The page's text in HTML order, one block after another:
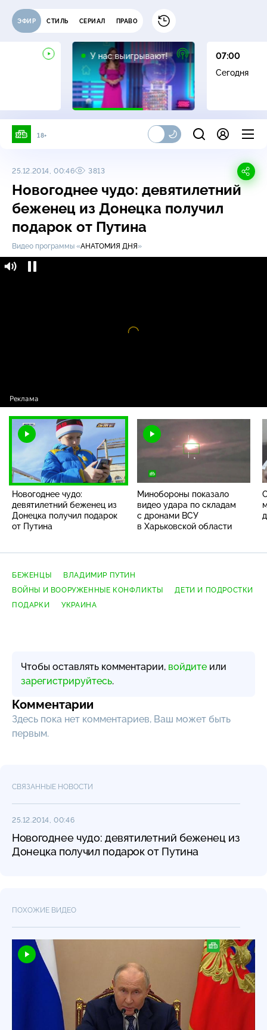
ЭФИР СТИЛЬ СЕРИАЛ ПРАВО
У нас выигрывают!
12+
07:00
Сегодня
18+
25.12.2014, 00:46 3813
Новогоднее чудо: девятилетний
беженец из Донецка получил
подарок от Путина
Видео программы «АНАТОМИЯ ДНЯ»
Новогоднее чудо: девятилетний беженец из
Новогоднее чудо:
девятилетний беженец из
Донецка получил подарок
от Путина
Минобороны показало
видео удара по складам
с дронами ВСУ
в Харьковской области
БЕЖЕНЦЫ
ВЛАДИМИР ПУТИН
ВОЙНЫ И ВООРУЖЕННЫЕ КОНФЛИКТЫ
ДЕТИ И ПОДРОСТКИ
ПОДАРКИ
УКРАИНА
Чтобы оставлять комментарии, войдите или
зарегистрируйтесь.
Комментарии
Здесь пока нет комментариев, Ваш может быть
первым.
СВЯЗАННЫЕ НОВОСТИ
25.12.2014, 00:46
Новогоднее чудо: девятилетний беженец из
Донецка получил подарок от Путина
ПОХОЖИЕ ВИДЕО